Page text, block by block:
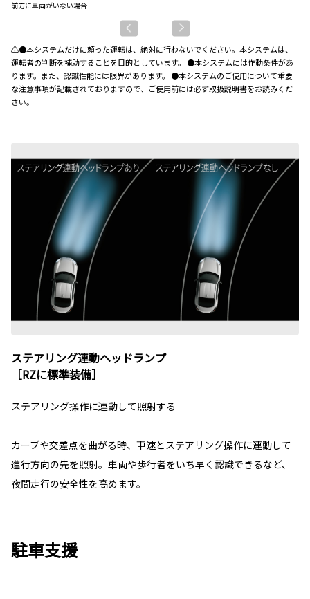
前方に車両がいない場合
⚠●本システムだけに頼った運転は、絶対に行わないでください。本システムは、
運転者の判断を補助することを目的としています。 ●本システムには作動条件があ
ります。また、認識性能には限界があります。 ●本システムのご使用について重要
な注意事項が記載されておりますので、ご使用前には必ず取扱説明書をお読みくだ
さい。
ステアリング連動ヘッドランプ
［RZに標準装備］
ステアリング操作に連動して照射する
カーブや交差点を曲がる時、車速とステアリング操作に連動して
進行方向の先を照射。車両や歩行者をいち早く認識できるなど、
夜間走行の安全性を高めます。
駐車支援